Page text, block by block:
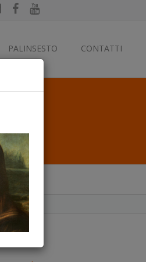
PALINSESTO CONTATTI